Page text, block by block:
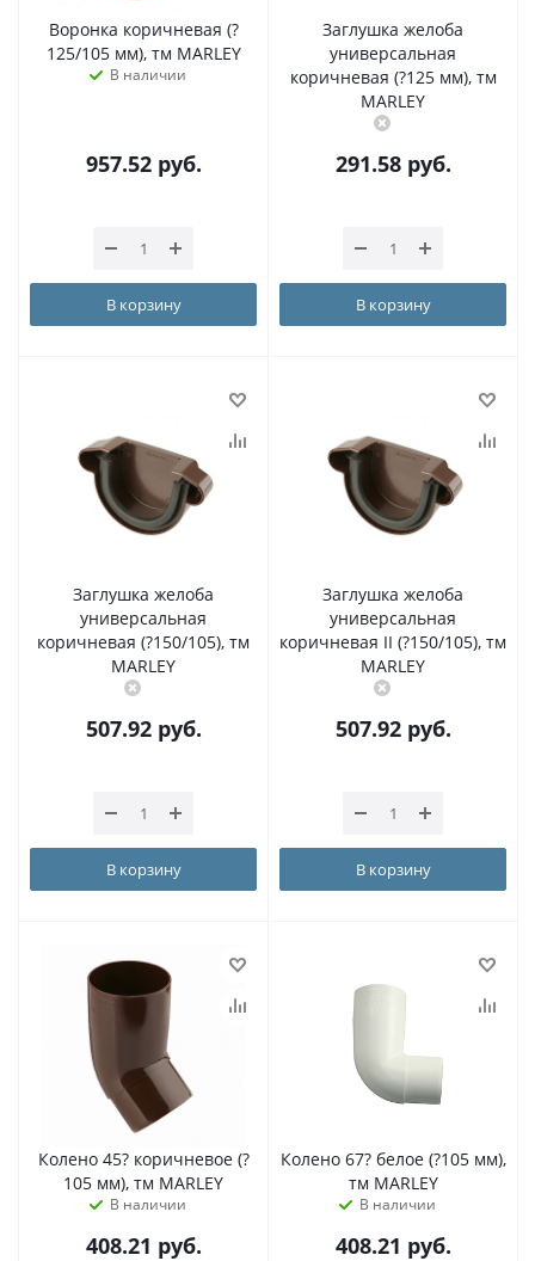
Воронка коричневая (?
125/105 мм), тм MARLEY
В наличии
957.52руб.
В корзину
Заглушка желоба
универсальная
коричневая (?125 мм), тм
MARLEY
291.58руб.
В корзину
Заглушка желоба
универсальная
коричневая (?150/105), тм
MARLEY
507.92руб.
В корзину
Заглушка желоба
универсальная
коричневая II (?150/105), тм
MARLEY
507.92руб.
В корзину
Колено 45? коричневое (?
105 мм), тм MARLEY
В наличии
408.21 руб.
Колено 67? белое (?105 мм),
тм MARLEY
В наличии
408.21 руб.